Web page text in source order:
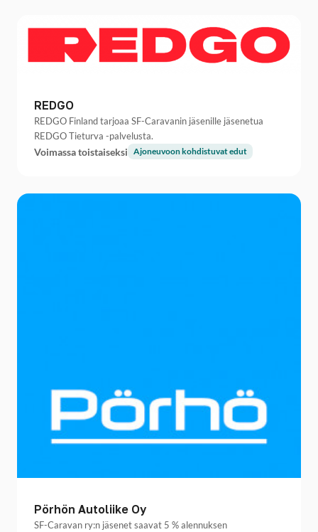
REDGO
REDGO Finland tarjoaa SF-Caravanin jäsenille jäsenetua
REDGO Tieturva -palvelusta.
Voimassa toistaiseksi Ajoneuvoon kohdistuvat edut
Pörhön Autoliike Oy
SF-Caravan ry:n jäsenet saavat 5 % alennuksen